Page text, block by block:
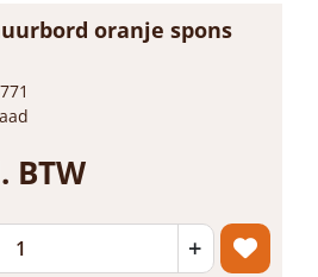
oranje spons
BTW
+